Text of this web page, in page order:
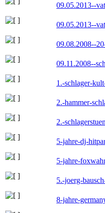
09.05.2013--
09.05.2013--
09.08.2008--
09.11.2008--
1.-schlager-
2.-hammer-
2.-
5-jahre-dj-
5-jahre-
5.-joerg-
8-jahre-